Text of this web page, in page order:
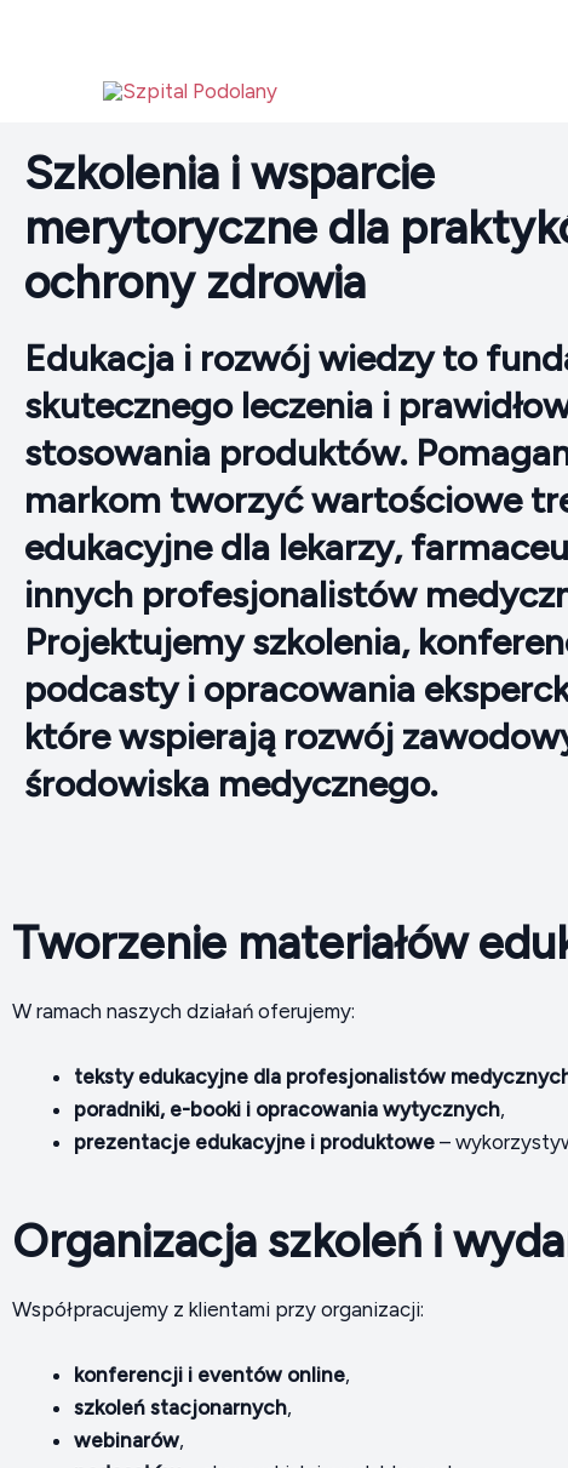
Szkolenia i wsparcie
merytoryczne dla
ochrony zdrowia
Edukacja i rozwój wiedzy to
skutecznego leczenia i
stosowania produktów.
markom tworzyć wartościowe
edukacyjne dla lekarzy,
innych profesjonalistów
Projektujemy szkolenia,
podcasty i opracowania
które wspierają rozwój
środowiska medycznego.
Tworzenie materiałów
W ramach naszych działań oferujemy:
teksty edukacyjne dla profesjonalistów
poradniki, e-booki i opracowania wytycznych,
prezentacje edukacyjne i produktowe –
Organizacja szkoleń i
Współpracujemy z klientami przy organizacji:
konferencji i eventów online,
szkoleń stacjonarnych,
webinarów,